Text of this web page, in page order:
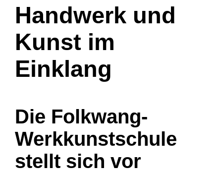
Handwerk und
Kunst im
Einklang
Die Folkwang-
Werkkunstschule
stellt sich vor